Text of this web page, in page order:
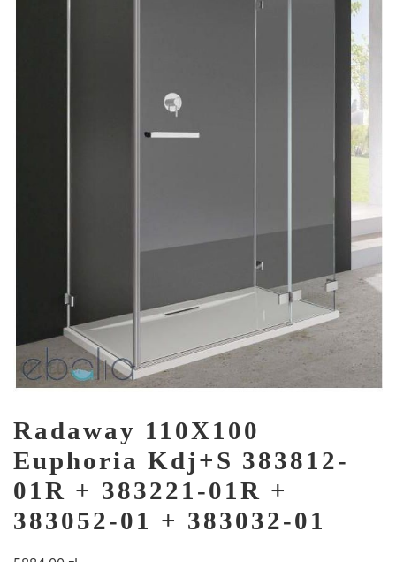
Radaway 110X100
Euphoria Kdj+S 383812-
01R + 383221-01R +
383052-01 + 383032-01